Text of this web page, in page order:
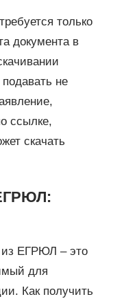
только
документа в
не
ссылке,
скачать
из ЕГРЮЛ – это
для
Как получить